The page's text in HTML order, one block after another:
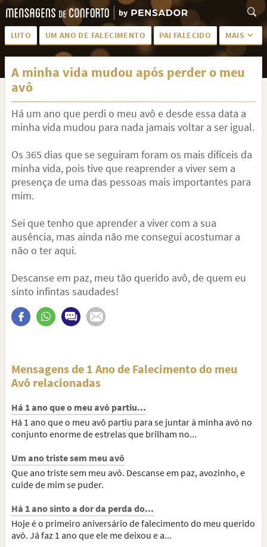
LUTO UM ANO DE FALECIMENTO PAI FALECIDO MAIS
LUTO PARA AMIGA PALAVRAS
PÊSAMES PARA AMIGA DESCANSE EM PAZ
MEUS SENTIMENTOS PÊSAMES PARA AMIGO
TODAS AS CATEGORIAS
A minha vida mudou após perder o meu
avô
Há um ano que perdi o meu avô e desde essa data a
minha vida mudou para nada jamais voltar a ser igual.
Os 365 dias que se seguiram foram os mais difíceis da
minha vida, pois tive que reaprender a viver sem a
presença de uma das pessoas mais importantes para
mim.
Sei que tenho que aprender a viver com a sua
ausência, mas ainda não me consegui acostumar a
não o ter aqui.
Descanse em paz, meu tão querido avô, de quem eu
sinto infintas saudades!
Mensagens de 1 Ano de Falecimento do meu
Avô relacionadas
Há 1 ano que o meu avô partiu...
Há 1 ano que o meu avô partiu para se juntar à minha avó no
conjunto enorme de estrelas que brilham no...
Um ano triste sem meu avô
Que ano triste sem meu avô. Descanse em paz, avozinho, e
cuide de mim se puder.
Há 1 ano sinto a dor da perda do...
Hoje é o primeiro aniversário de falecimento do meu querido
avô. Já faz 1 ano que ele me deixou e a...